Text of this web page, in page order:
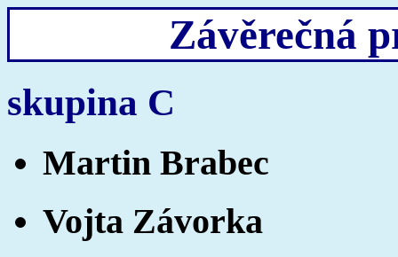
Závěrečná
skupina C
Martin Brabec
Vojta Závorka